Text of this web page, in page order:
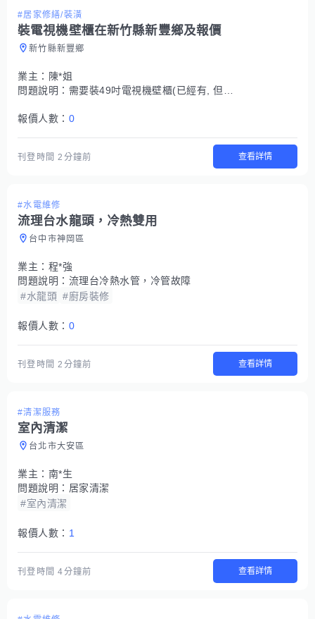
#居家修繕/裝潢
裝電視機壁櫃在新竹縣新豐鄉及報價
新竹縣新豐鄉
業主： 陳*姐
問題說明： 需要裝49吋電視機壁櫃(已經有, 但沒有 新的螺絲)在新竹縣新豐鄉家的電視機凹鑿木板上,
報價人數： 0
刊登時間2分鐘前 查看詳情
#水電維修
流理台水龍頭，冷熱雙用
台中市神岡區
業主： 程*強
問題說明： 流理台冷熱水管，冷管故障
#水龍頭 #廚房裝修
報價人數： 0
刊登時間2分鐘前 查看詳情
#清潔服務
室內清潔
台北市大安區
業主： 南*生
問題說明： 居家清潔
#室內清潔
報價人數： 1
刊登時間4分鐘前 查看詳情